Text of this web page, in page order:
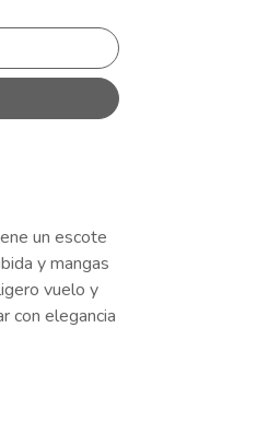
un escote
y mangas
vuelo y
con elegancia